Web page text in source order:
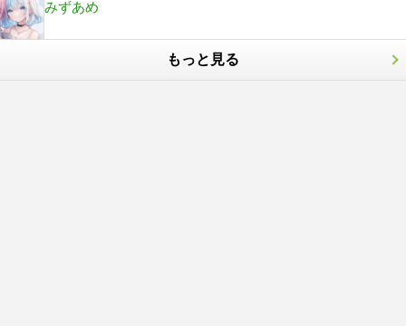
みずあめ
もっと見る